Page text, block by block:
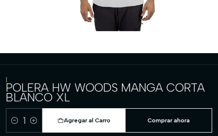
|
POLERA HW WOODS MANGA CORTA
BLANCO XL
Cantidad
Agregar al Carro Comprar ahora